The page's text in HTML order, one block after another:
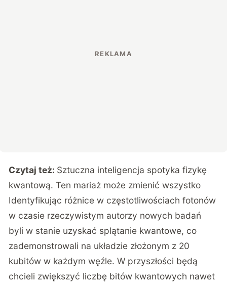
Czytaj też: Sztuczna inteligencja spotyka fizykę
kwantową. Ten mariaż może zmienić wszystko
Identyfikując różnice w częstotliwościach fotonów
w czasie rzeczywistym autorzy nowych badań
byli w stanie uzyskać splątanie kwantowe, co
zademonstrowali na układzie złożonym z 20
kubitów w każdym węźle. W przyszłości będą
chcieli zwiększyć liczbę bitów kwantowych nawet